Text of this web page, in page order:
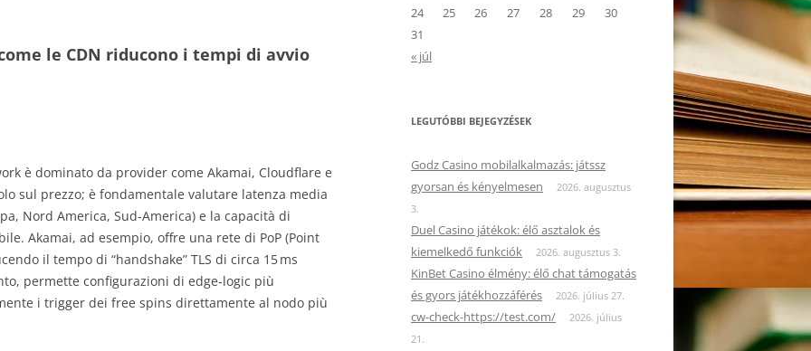
le CDN riducono i tempi di avvio
è dominato da provider come Akamai, Cloudflare e
sul prezzo; è fondamentale valutare latenza media
Nord America, Sud‑America) e la capacità di
Akamai, ad esempio, offre una rete di PoP (Point
il tempo di “handshake” TLS di circa 15 ms
permette configurazioni di edge‑logic più
i trigger dei free spins direttamente al nodo più
24
25 26 27 28 29
30
31
« júl
LEGUTÓBBI BEJEGYZÉSEK
Godz Casino mobilalkalmazás: játssz
gyorsan és kényelmesen
2026. augusztus
3.
Duel Casino játékok: élő asztalok és
kiemelkedő funkciók
2026. augusztus 3.
KinBet Casino élmény: élő chat támogatás
és gyors játékhozzáférés
2026. július 27.
cw-check-https://test.com/
2026. július
21.